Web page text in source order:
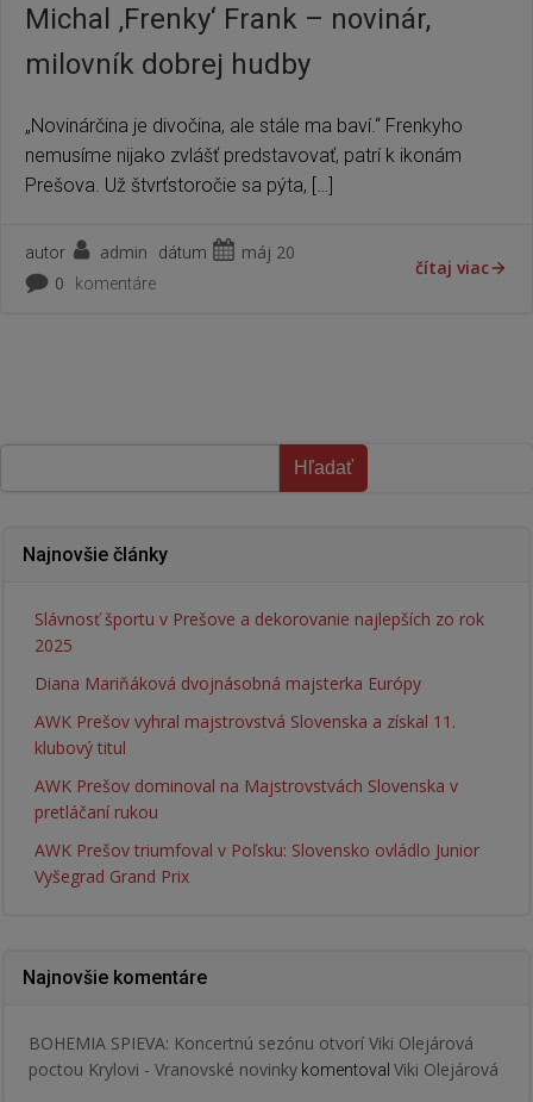
Michal ‚Frenky‘ Frank – novinár,
milovník dobrej hudby
„Novinárčina je divočina, ale stále ma baví.“ Frenkyho
nemusíme nijako zvlášť predstavovať, patrí k ikonám
Prešova. Už štvrťstoročie sa pýta, […]
autor admin dátum
máj 20
0
komentáre
čítaj viac
Hľadať
Najnovšie články
Slávnosť športu v Prešove a dekorovanie najlepších zo rok
2025
Diana Mariňáková dvojnásobná majsterka Európy
AWK Prešov vyhral majstrovstvá Slovenska a získal 11.
klubový titul
AWK Prešov dominoval na Majstrovstvách Slovenska v
pretláčaní rukou
AWK Prešov triumfoval v Poľsku: Slovensko ovládlo Junior
Vyšegrad Grand Prix
Najnovšie komentáre
BOHEMIA SPIEVA: Koncertnú sezónu otvorí Viki Olejárová
poctou Krylovi - Vranovské novinky komentoval Viki Olejárová